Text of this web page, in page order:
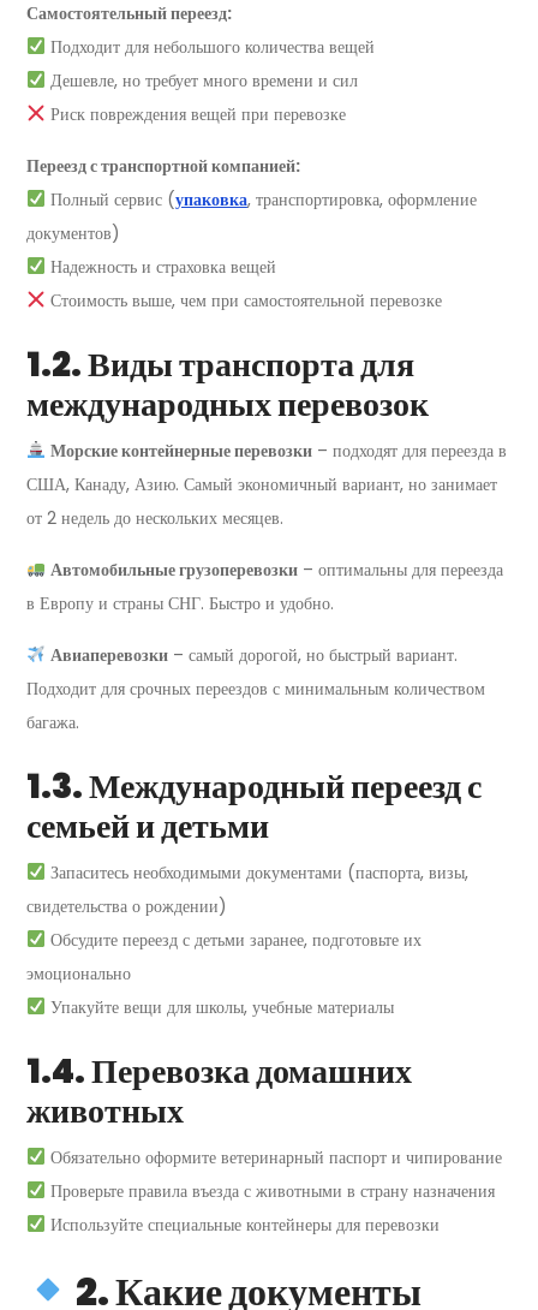
Самостоятельный переезд:
Подходит для небольшого количества вещей
Дешевле, но требует много времени и сил
Риск повреждения вещей при перевозке
Переезд с транспортной компанией:
Полный сервис (упаковка, транспортировка, оформление
документов)
Надежность и страховка вещей
Стоимость выше, чем при самостоятельной перевозке
1.2. Виды транспорта для
международных перевозок
Морские контейнерные перевозки– подходят для переезда в
США, Канаду, Азию. Самый экономичный вариант, но занимает
от 2 недель до нескольких месяцев.
Автомобильные грузоперевозки– оптимальны для переезда
в Европу и страны СНГ. Быстро и удобно.
Авиаперевозки– самый дорогой, но быстрый вариант.
Подходит для срочных переездов с минимальным количеством
багажа.
1.3. Международный переезд с
семьей и детьми
Запаситесь необходимыми документами (паспорта, визы,
свидетельства о рождении)
Обсудите переезд с детьми заранее, подготовьте их
эмоционально
Упакуйте вещи для школы, учебные материалы
1.4. Перевозка домашних
животных
Обязательно оформите ветеринарный паспорт и чипирование
Проверьте правила въезда с животными в страну назначения
Используйте специальные контейнеры для перевозки
2. Какие документы